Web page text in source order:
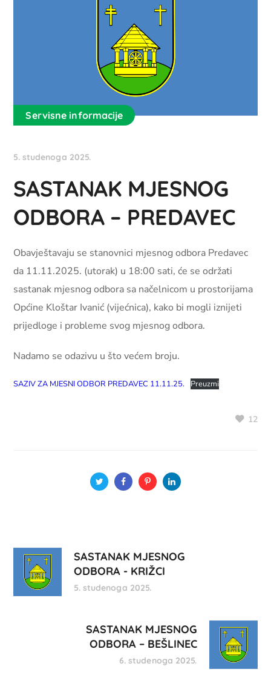
Servisne informacije
5. studenoga 2025.
SASTANAK MJESNOG
ODBORA – PREDAVEC
Obavještavaju se stanovnici mjesnog odbora Predavec
da 11.11.2025. (utorak) u 18:00 sati, će se održati
sastanak mjesnog odbora sa načelnicom u prostorijama
Općine Kloštar Ivanić (vijećnica), kako bi mogli iznijeti
prijedloge i probleme svog mjesnog odbora.
Nadamo se odazivu u što većem broju.
SAZIV ZA MJESNI ODBOR PREDAVEC 11.11.25. Preuzmi
12
SASTANAK MJESNOG
ODBORA - KRIŽCI
5. studenoga 2025.
SASTANAK MJESNOG
ODBORA – BEŠLINEC
6. studenoga 2025.